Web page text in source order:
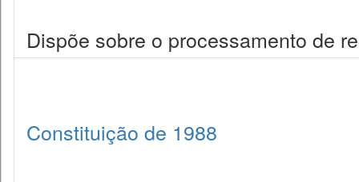
Dispõe sobre o processamento de
Constituição de 1988